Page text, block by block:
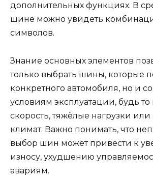
дополнительных функциях. В
шине можно увидеть
символов.
Знание основных элементов
только выбрать шины, которые
конкретного автомобиля, но и
условиям эксплуатации, будь то
скорость, тяжёлые нагрузки
климат. Важно понимать, что
выбор шин может привести к
износу, ухудшению
авариям.